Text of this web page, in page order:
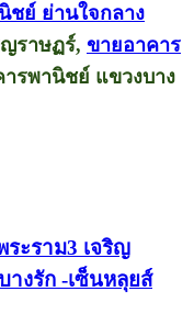
ชย์ ย่านใจกลาง
ราษฏร์, ขายอาคาร
รพานิชย์ แขวงบาง
ะราม3 เจริญ
างรัก -เซ็นหลุยส์